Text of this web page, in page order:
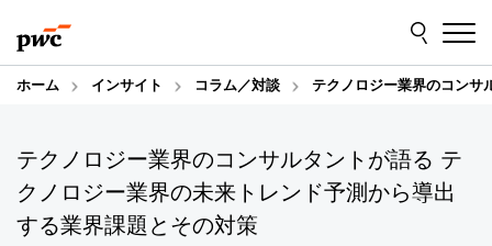
to
content
to
footer
ホーム インサイト コラム／対談 テクノロジー業界のコンサ
テクノロジー業界のコンサルタントが語る テ
クノロジー業界の未来トレンド予測から導出
する業界課題とその対策